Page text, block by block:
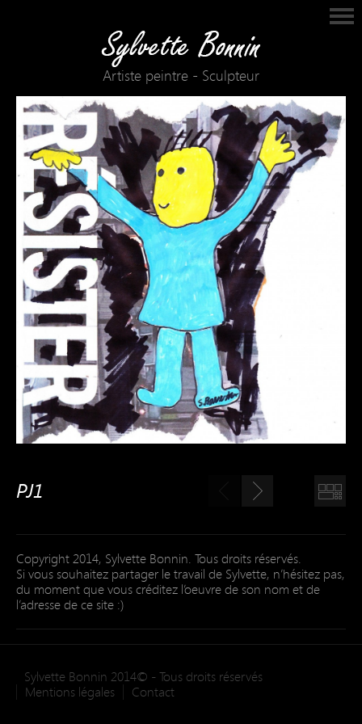
Artiste peintre - Sculpteur
PJ1
Copyright 2014, Sylvette Bonnin. Tous droits réservés.
Si vous souhaitez partager le travail de Sylvette, n’hésitez pas,
du moment que vous créditez l’oeuvre de son nom et de
l’adresse de ce site :)
Sylvette Bonnin 2014© - Tous droits réservés
Mentions légales
Contact